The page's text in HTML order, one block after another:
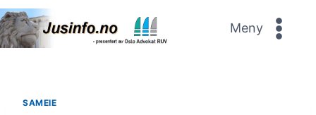
Skip
to
content
Meny
SAMEIE